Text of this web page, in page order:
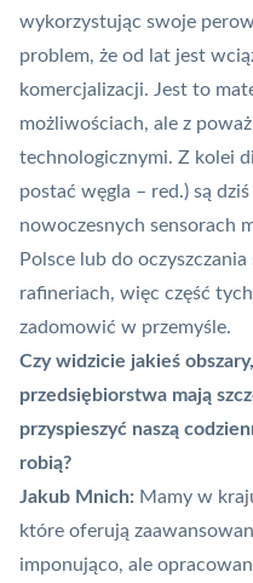
wykorzystując swoje
problem, że od lat jest
komercjalizacji. Jest to
możliwościach, ale z
technologicznymi. Z kolei
postać węgla – red.) są
nowoczesnych sensorach
Polsce lub do
rafineriach, więc część
zadomowić w przemyśle.
Czy widzicie jakieś
przedsiębiorstwa mają
przyspieszyć naszą
robią?
Jakub Mnich: Mamy w
które oferują
imponująco, ale